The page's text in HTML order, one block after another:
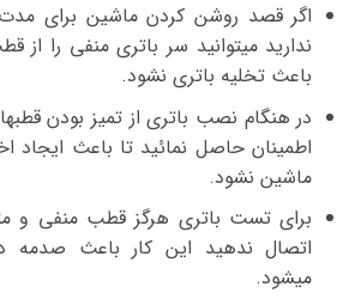
اگر قصد روشن کردن ماشین برای
ندارید میتوانید سر باتری منفی را از
باعث تخلیه باتری نشود.
در هنگام نصب باتری از تمیز بودن
اطمینان حاصل نمائید تا باعث ایجاد
ماشین نشود.
برای تست باتری هرگز قطب منفی و
اتصال ندهید این کار باعث صدمه
میشود.